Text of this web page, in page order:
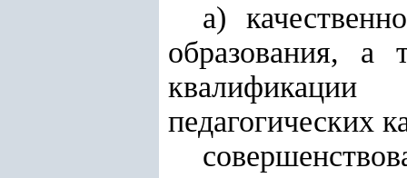
а)
образования, а
педагогических